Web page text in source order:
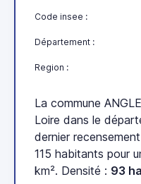
Code insee :
Département :
Region :
La commune
Loire dans le
dernier
115 habitants pour
km². Densité : 93